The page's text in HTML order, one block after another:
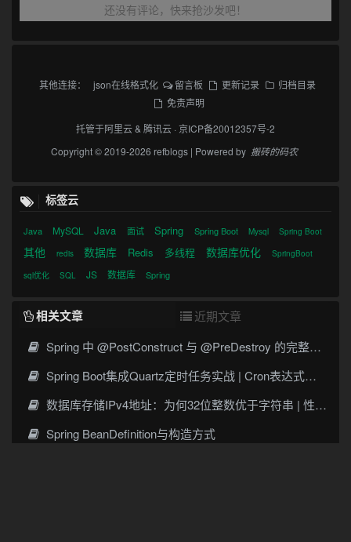
还没有评论，快来抢沙发吧！
其他连接： json在线格式化 留言板 更新记录
归档目录
免责声明
托管于阿里云& 腾讯云 ·京ICP备20012357号-2
Copyright © 2019-2026 refblogs | Powered by 搬砖的码农
标签云
Java MySQL Java 面试 Spring Spring Boot Mysql Spring Boot
其他 redis 数据库 Redis 多线程 数据库优化
SpringBoot
sql优化
SQL JS 数据库 Spring
相关文章
近期文章
Spring 中 @PostConstruct 与 @PreDestroy 的完整与实战
Spring Boot集成Quartz定时任务实战 | Cron表达式详解
数据库存储IPv4地址：为何32位整数优于字符串 | 性能分析
Spring BeanDefinition与构造方式